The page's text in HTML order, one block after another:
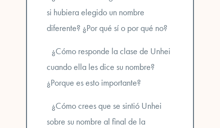
si hubiera elegido un nombre
diferente? ¿Por qué sí o por qué no?
¿Cómo responde la clase de Unhei
cuando ella les dice su nombre?
¿Porque es esto importante?
¿Cómo crees que se sintió Unhei
sobre su nombre al final de la